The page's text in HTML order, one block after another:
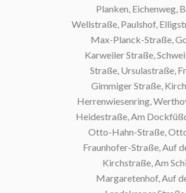
Planken, Eichenweg,
Wellstraße, Paulshof,
Max-Planck-Straße,
Karweiler Straße,
Straße, Ursulastraße,
Gimmiger Straße,
Herrenwiesenring,
Heidestraße, Am
Otto-Hahn-Straße, Otto-
Fraunhofer-Straße, Auf
Kirchstraße, Am
Margaretenhof, Auf